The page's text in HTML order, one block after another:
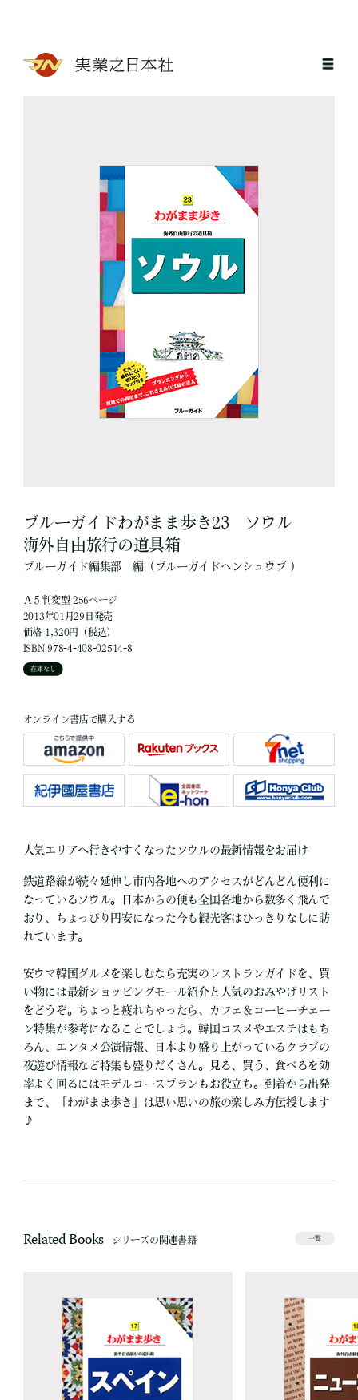
ブルーガイドわがまま歩き23 ソウル
海外自由旅行の道具箱
ブルーガイド編集部 編（ブルーガイドヘンシュウブ ）
Ａ５判変型 256ページ
2013年01月29日発売
価格 1,320円（税込）
ISBN 978-4-408-02514-8
在庫なし
オンライン書店で購入する
人気エリアへ行きやすくなったソウルの最新情報をお届け
鉄道路線が続々延伸し市内各地へのアクセスがどんどん便利に
なっているソウル。日本からの便も全国各地から数多く飛んで
おり、ちょっぴり円安になった今も観光客はひっきりなしに訪
れています。
安ウマ韓国グルメを楽しむなら充実のレストランガイドを、買
い物には最新ショッピングモール紹介と人気のおみやげリスト
をどうぞ。ちょっと疲れちゃったら、カフェ＆コーヒーチェー
ン特集が参考になることでしょう。韓国コスメやエステはもち
ろん、エンタメ公演情報、日本より盛り上がっているクラブの
夜遊び情報など特集も盛りだくさん。見る、買う、食べるを効
率よく回るにはモデルコースプランもお役立ち。到着から出発
まで、「わがまま歩き」は思い思いの旅の楽しみ方伝授します
♪
Related Books シリーズの関連書籍 一覧